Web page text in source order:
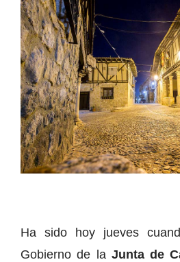
Ha sido hoy jueves
Gobierno de la Junta de